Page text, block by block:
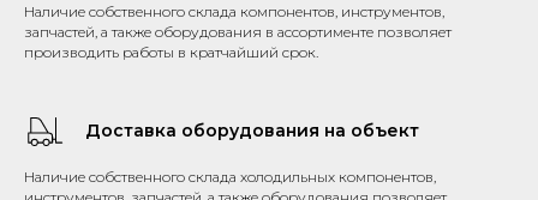
Наличие собственного склада компонентов, инструментов,
запчастей, а также оборудования в ассортименте позволяет
производить работы в кратчайший срок.
Доставка оборудования на объект
Наличие собственного склада холодильных компонентов,